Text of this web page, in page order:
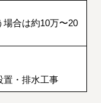
場合は約10万〜20
置・排水工事